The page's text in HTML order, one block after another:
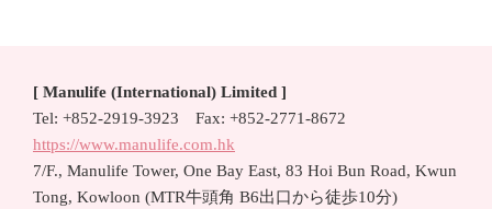
[ Manulife (International) Limited ]
Tel: +852-2919-3923 Fax: +852-2771-8672
https://www.manulife.com.hk
7/F., Manulife Tower, One Bay East, 83 Hoi Bun Road, Kwun
Tong, Kowloon (MTR牛頭角 B6出口から徒歩10分)